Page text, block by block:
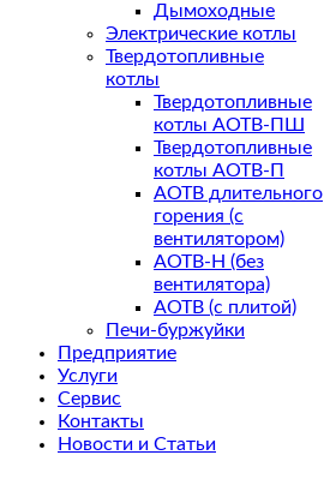
Дымоходные
Электрические котлы
Твердотопливные
котлы
Твердотопливные
котлы АОТВ-ПШ
Твердотопливные
котлы АОТВ-П
АОТВ длительного
горения (с
вентилятором)
АОТВ-Н (без
вентилятора)
АОТВ (с плитой)
Печи-буржуйки
Предприятие
Услуги
Сервис
Контакты
Новости и Статьи